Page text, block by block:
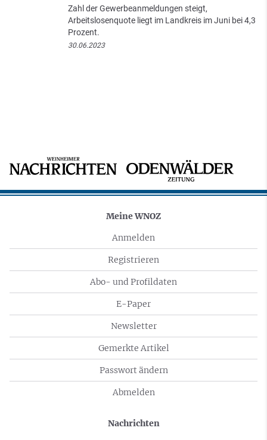
Zahl der Gewerbeanmeldungen steigt,
Arbeitslosenquote liegt im Landkreis im Juni bei 4,3
Prozent.
30.06.2023
Meine WNOZ
Anmelden
Registrieren
Abo- und Profildaten
E-Paper
Newsletter
Gemerkte Artikel
Passwort ändern
Abmelden
Nachrichten